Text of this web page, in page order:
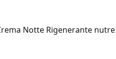
Notte Rigenerante nutre